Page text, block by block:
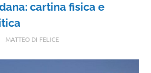
cartina fisica e
MATTEO DI FELICE